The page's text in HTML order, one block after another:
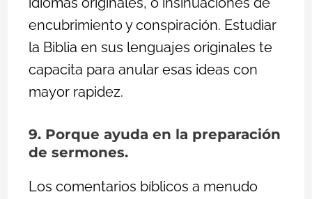
encubrimiento y conspiración. Estudiar
la Biblia en sus lenguajes originales te
capacita para anular esas ideas con
mayor rapidez.
9. Porque ayuda en la preparación
de sermones.
Los comentarios bíblicos a menudo